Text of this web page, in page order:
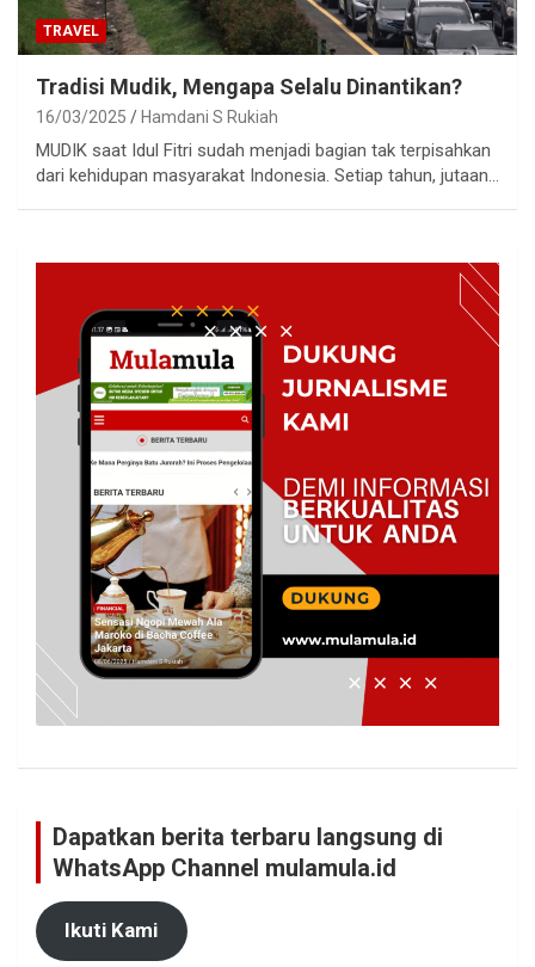
TRAVEL
Tradisi Mudik, Mengapa Selalu Dinantikan?
16/03/2025 Hamdani S Rukiah
MUDIK saat Idul Fitri sudah menjadi bagian tak terpisahkan
dari kehidupan masyarakat Indonesia. Setiap tahun, jutaan…
Dapatkan berita terbaru langsung di
WhatsApp Channel mulamula.id
Ikuti Kami